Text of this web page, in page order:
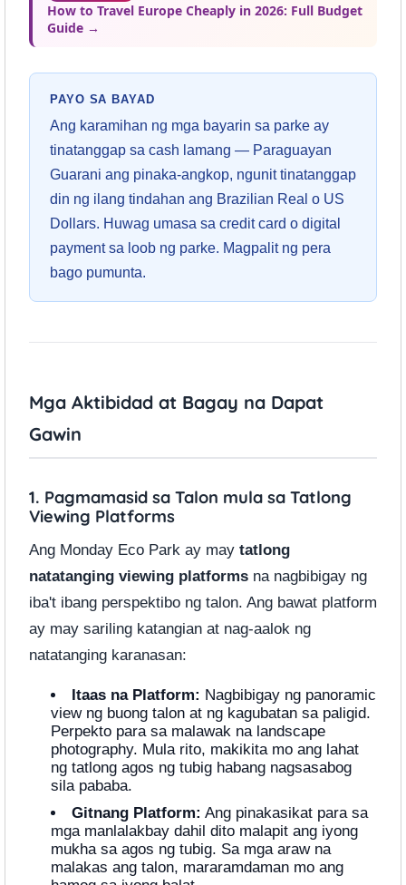
How to Travel Europe Cheaply in 2026: Full Budget
Guide →
PAYO SA BAYAD
Ang karamihan ng mga bayarin sa parke ay
tinatanggap sa cash lamang — Paraguayan
Guarani ang pinaka-angkop, ngunit tinatanggap
din ng ilang tindahan ang Brazilian Real o US
Dollars. Huwag umasa sa credit card o digital
payment sa loob ng parke. Magpalit ng pera
bago pumunta.
Mga Aktibidad at Bagay na Dapat
Gawin
1. Pagmamasid sa Talon mula sa Tatlong
Viewing Platforms
Ang Monday Eco Park ay may tatlong
natatanging viewing platforms na nagbibigay ng
iba't ibang perspektibo ng talon. Ang bawat platform
ay may sariling katangian at nag-aalok ng
natatanging karanasan:
Itaas na Platform: Nagbibigay ng panoramic
view ng buong talon at ng kagubatan sa paligid.
Perpekto para sa malawak na landscape
photography. Mula rito, makikita mo ang lahat
ng tatlong agos ng tubig habang nagsasabog
sila pababa.
Gitnang Platform: Ang pinakasikat para sa
mga manlalakbay dahil dito malapit ang iyong
mukha sa agos ng tubig. Sa mga araw na
malakas ang talon, mararamdaman mo ang